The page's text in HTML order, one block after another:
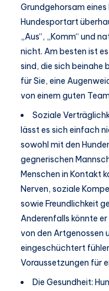
Grundgehorsam eines
Hundesportart
„Aus“, „Komm“ und
nicht. Am besten ist
sind, die sich beinahe
für Sie, eine
von einem guten
Soziale
lässt es sich einfach
sowohl mit den
gegnerischen
Menschen in Kontakt
Nerven, soziale
sowie Freundlichkeit
Anderenfalls könnte
von den Artgenossen
eingeschüchtert
Voraussetzungen für
Die Gesundheit: